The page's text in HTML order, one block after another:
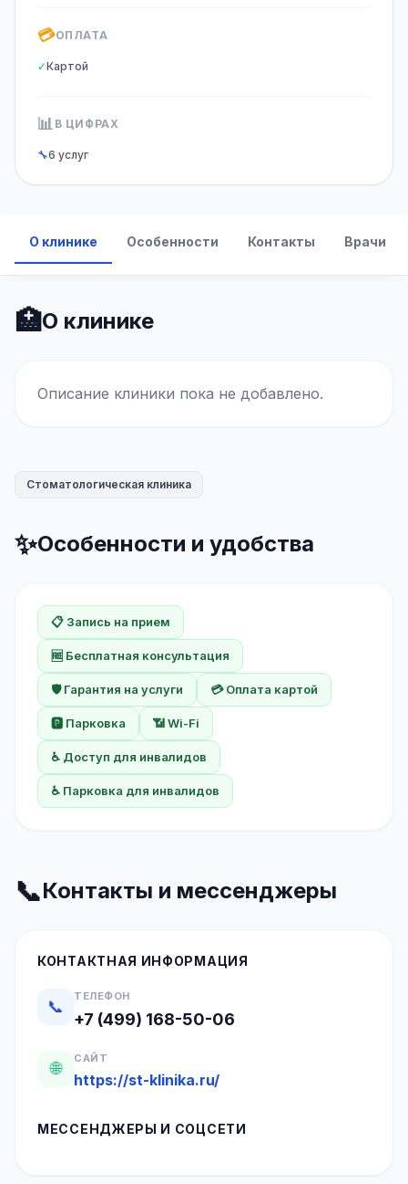
💳ОПЛАТА
✓Картой
📊 В ЦИФРАХ
🔧6 услуг
О клинике Особенности Контакты Врачи
🏥О клинике
Описание клиники пока не добавлено.
Стоматологическая клиника
✨Особенности и удобства
📋 Запись на прием
🆓 Бесплатная консультация
🛡️ Гарантия на услуги 💳 Оплата картой
🅿️ Парковка 📶 Wi-Fi
♿ Доступ для инвалидов
♿ Парковка для инвалидов
📞Контакты и мессенджеры
КОНТАКТНАЯ ИНФОРМАЦИЯ
📞
ТЕЛЕФОН
+7 (499) 168-50-06
🌐
САЙТ
https://st-klinika.ru/
МЕССЕНДЖЕРЫ И СОЦСЕТИ